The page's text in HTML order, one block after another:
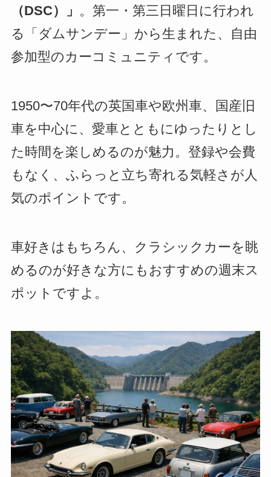
（DSC）」 。第一・第三日曜日に行われ
る「ダムサンデー」から生まれた、自由
参加型のカーコミュニティです。
1950〜70年代の英国車や欧州車、国産旧
車を中心に、愛車とともにゆったりとし
た時間を楽しめるのが魅力。登録や会費
もなく、ふらっと立ち寄れる気軽さが人
気のポイントです。
車好きはもちろん、クラシックカーを眺
めるのが好きな方にもおすすめの週末ス
ポットですよ。